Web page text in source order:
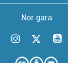
Nor gara